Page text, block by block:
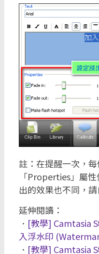
註：在提醒一次，
「Properties」屬
出的效果也不同，請
延伸閱讀：
． [教學] Camtasia
入浮水印
． [教學] Camtasia